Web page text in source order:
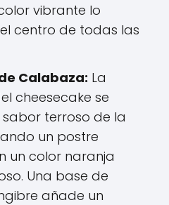
vibrante lo
centro de todas las
Calabaza: La
cheesecake se
terroso de la
un postre
un color naranja
Una base de
añade un